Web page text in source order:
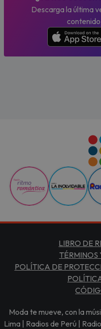
Descarga la última
contenido
LIBRO DE
TÉRMINOS
POLÍTICA DE
Moda te mueve, con la
Lima | Radios de Perú |